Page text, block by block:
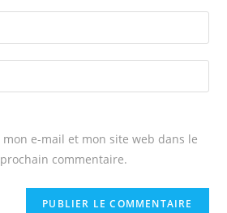
e-mail et mon site web dans le
commentaire.